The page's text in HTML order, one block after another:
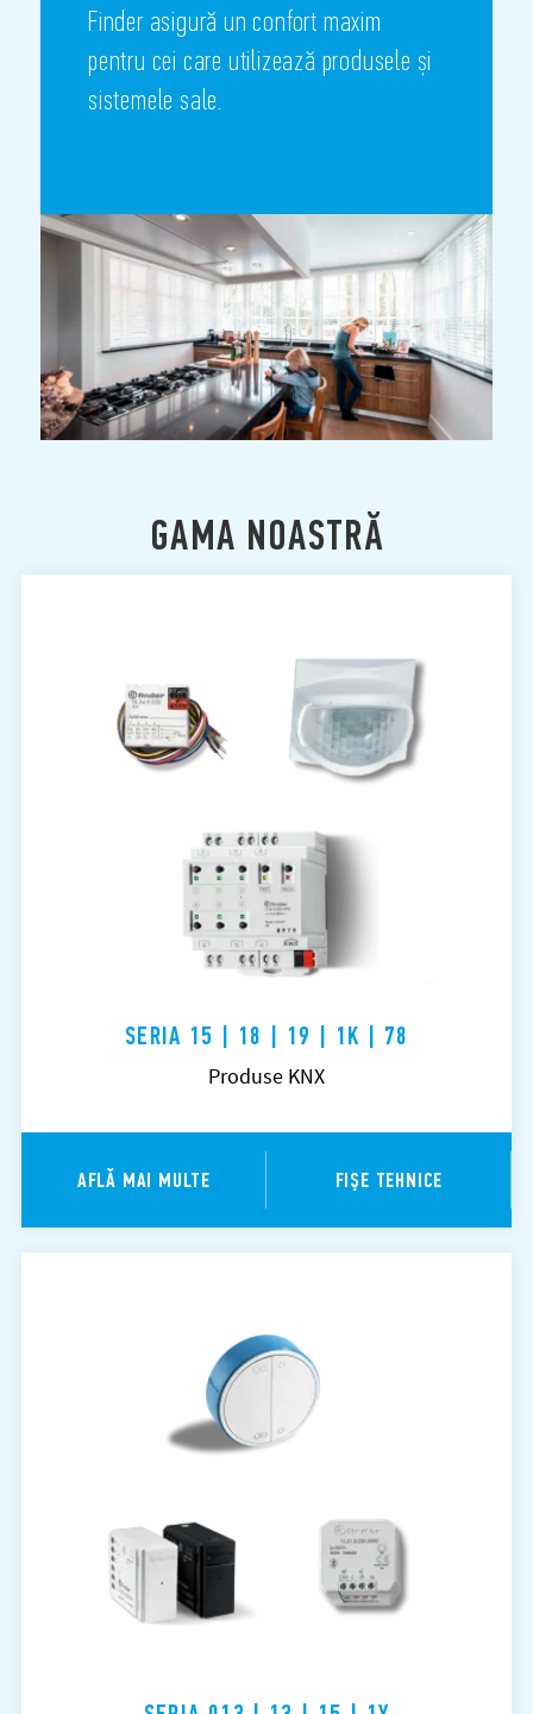
Finder asigură un confort maxim
pentru cei care utilizează produsele și
sistemele sale.
GAMA NOASTRĂ
SERIA 15 | 18 | 19 | 1K | 78
Produse KNX
AFLĂ MAI MULTE FIŞE TEHNICE